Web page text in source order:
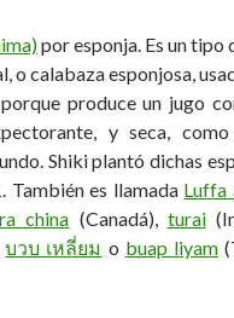
por esponja. Es un tipo
o calabaza esponjosa,
produce un jugo
y seca,
Shiki plantó dichas
También es llamada Luffa
china (Canadá), turai
บวบ เหลี่ยม o buap liyam